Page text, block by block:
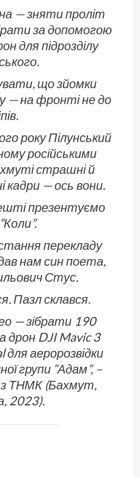
— зняти проліт
за допомогою
для підрозділу
що зйомки
— на фронті не до
року Пілунський
російськими
страшні й
кадри — ось вони.
презентуємо
перекладу
нам син поета,
Стус.
Пазл склався.
— зібрати 190
дрон DJI Mavic 3
аеророзвідки
групи “Адам”, –
з ТНМК (Бахмут,
2023).